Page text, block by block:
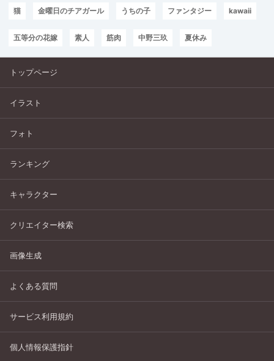
猫 金曜日のチアガール うちの子 ファンタジー kawaii
五等分の花嫁 素人 筋肉 中野三玖 夏休み
トップページ
イラスト
フォト
ランキング
キャラクター
クリエイター検索
画像生成
よくある質問
サービス利用規約
個人情報保護指針